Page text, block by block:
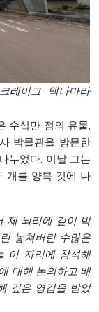
레이그 맥나마라
수십만 점의 유물,
박물관을 방문한
누었다. 이날 그는
개를 양복 깃에 나
제 뇌리에 깊이 박
놓쳐버린 수많은
이 자리에 참석해
대해 논의하고 배
깊은 영감을 받았